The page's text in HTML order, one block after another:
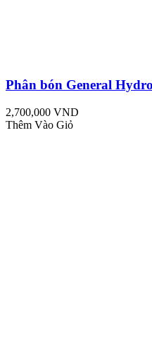
Phân bón General
2,700,000 VND
Thêm Vào Giỏ